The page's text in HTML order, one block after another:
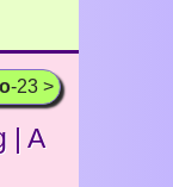
-23 >
| A